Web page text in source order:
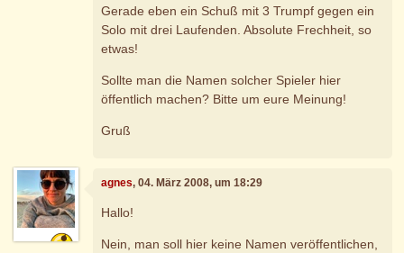
Gerade eben ein Schuß mit 3 Trumpf gegen ein
Solo mit drei Laufenden. Absolute Frechheit, so
etwas!
Sollte man die Namen solcher Spieler hier
öffentlich machen? Bitte um eure Meinung!
Gruß
agnes, 04. März 2008, um 18:29
Hallo!
Nein, man soll hier keine Namen veröffentlichen,